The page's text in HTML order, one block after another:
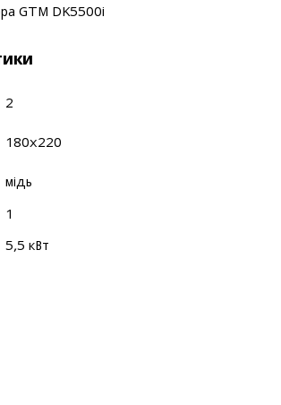
GTM DK5500i
2
180х220
мідь
1
5,5 кВт